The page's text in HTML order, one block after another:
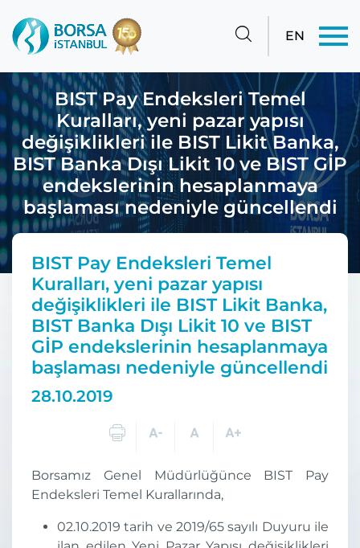
EN
BIST Pay Endeksleri Temel
Kuralları, yeni pazar yapısı
değişiklikleri ile BIST Likit Banka,
BIST Banka Dışı Likit 10 ve BIST GİP
endekslerinin hesaplanmaya
başlaması nedeniyle güncellendi
BIST Pay Endeksleri Temel
Kuralları, yeni pazar yapısı
değişiklikleri ile BIST Likit Banka,
BIST Banka Dışı Likit 10 ve BIST
GİP endekslerinin hesaplanmaya
başlaması nedeniyle güncellendi
28.10.2019
Borsamız Genel Müdürlüğünce BIST Pay
Endeksleri Temel Kurallarında,
02.10.2019 tarih ve 2019/65 sayılı Duyuru ile